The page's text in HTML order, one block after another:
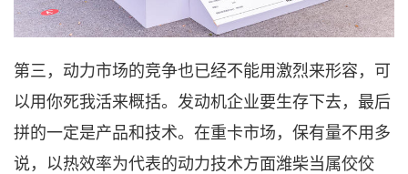
第三， 动力市场的竞争也已经不能用激烈来形容，可
以用你死我活来概括。发动机企业要生存下去，最后
拼的一定是产品和技术。在重卡市场，保有量不用多
说，以热效率为代表的动力技术方面潍柴当属佼佼